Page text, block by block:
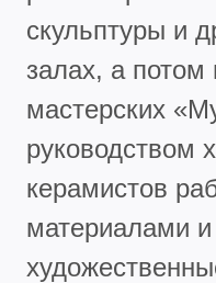
скульптуры и
залах, а потом
мастерских
руководством
керамистов
материалами